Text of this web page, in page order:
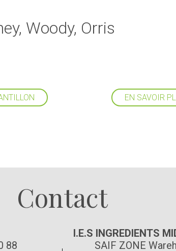
Woody, Orris
EN SAVOIR
Contact
88
I.E.S INGREDIENTS
SAIF ZONE